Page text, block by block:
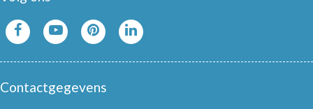
Contactgegevens